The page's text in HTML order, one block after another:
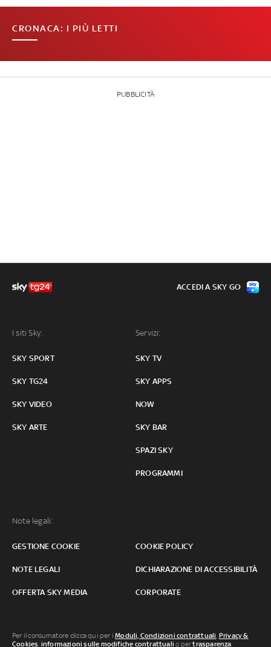
CRONACA: I PIÙ LETTI
PUBBLICITÀ
I siti Sky:
SKY SPORT
SKY TG24
SKY VIDEO
SKY ARTE
Servizi:
SKY TV
SKY APPS
NOW
SKY BAR
SPAZI SKY
PROGRAMMI
Note legali:
GESTIONE COOKIE COOKIE POLICY
NOTE LEGALI DICHIARAZIONE DI ACCESSIBILITÀ
OFFERTA SKY MEDIA CORPORATE
ACCEDI A SKY GO
Per il consumatore clicca qui per iModuli, Condizioni contrattuali, Privacy &
Cookies, informazioni sulle modifiche contrattuali o pertrasparenza